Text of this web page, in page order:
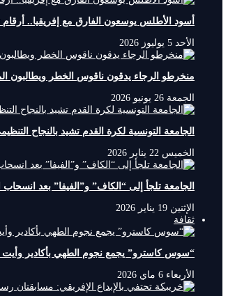
أسود الأطلس يوسعون الفارق مع إفريقيا..
الأحد 5 يوليوز 2026
منخرطو الرجاء يدقون ناقوس الخطر ويطالبون
الجمعة 26 يونيو 2026
الجامعة التونسية لكرة القدم تشيد بالنجاح
الخميس 22 يناير 2026
الجامعة تلجأ إلى “الكاف” و”الفيفا” بعد
الإثنين 19 يناير 2026
ثقافة
“سوس كاسترو” يجمع نجوم الطهي بأكادير
الأربعاء 6 ماي 2026